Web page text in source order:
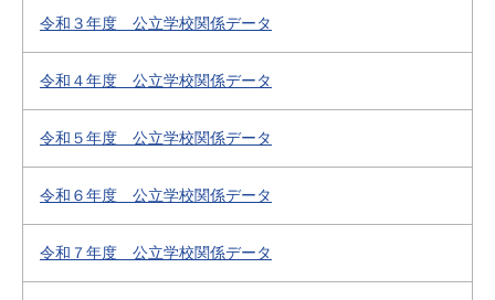
令和３年度 公立学校関係データ
令和４年度 公立学校関係データ
令和５年度 公立学校関係データ
令和６年度 公立学校関係データ
令和７年度 公立学校関係データ